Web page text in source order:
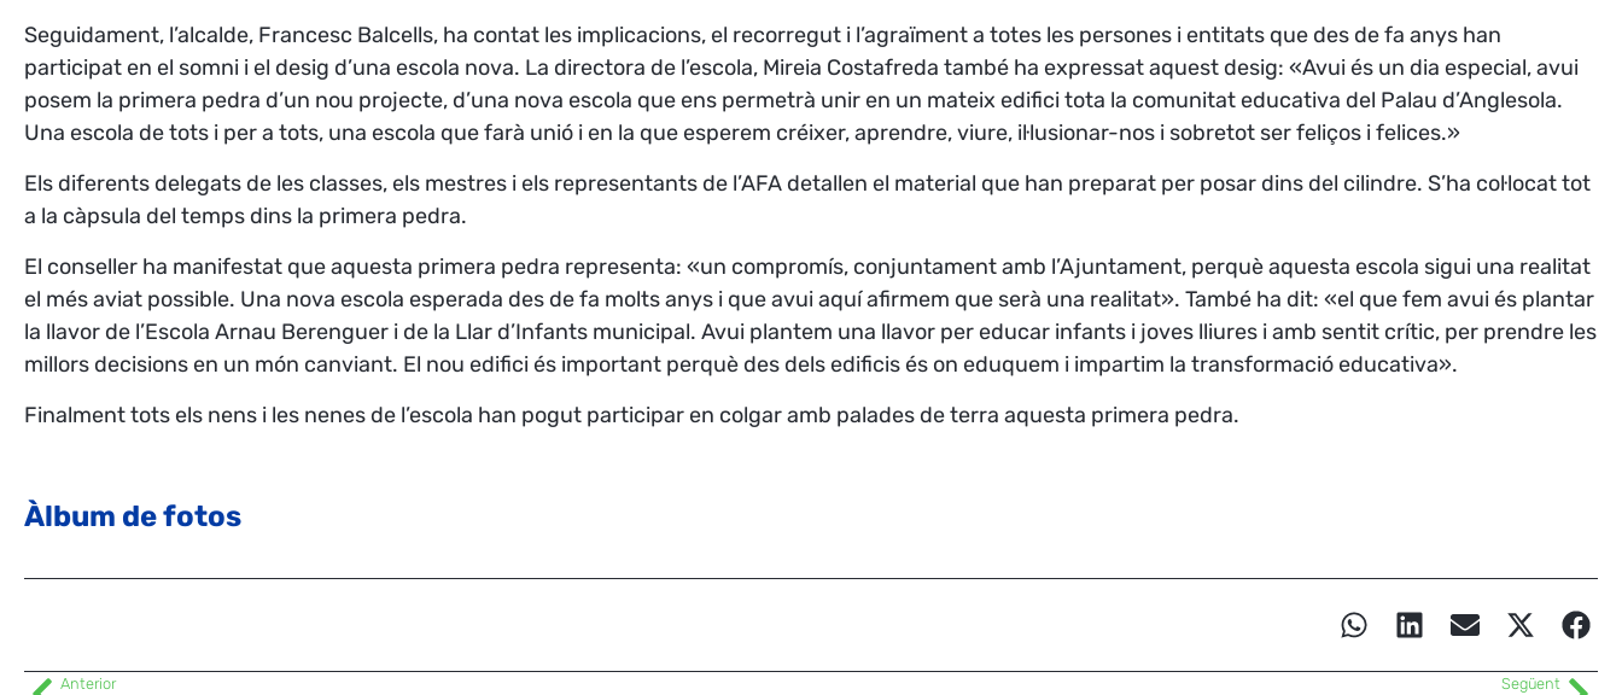
Seguidament, l’alcalde, Francesc Balcells, ha contat les implicacions, el recorregut i l’agraïment a totes les persones i entitats que des de fa anys han
participat en el somni i el desig d’una escola nova. La directora de l’escola, Mireia Costafreda també ha expressat aquest desig: «Avui és un dia especial, avui
posem la primera pedra d’un nou projecte, d’una nova escola que ens permetrà unir en un mateix edifici tota la comunitat educativa del Palau d’Anglesola.
Una escola de tots i per a tots, una escola que farà unió i en la que esperem créixer, aprendre, viure, il·lusionar-nos i sobretot ser feliços i felices.»
Els diferents delegats de les classes, els mestres i els representants de l’AFA detallen el material que han preparat per posar dins del cilindre. S’ha col·locat tot
a la càpsula del temps dins la primera pedra.
El conseller ha manifestat que aquesta primera pedra representa: «un compromís, conjuntament amb l’Ajuntament, perquè aquesta escola sigui una realitat
el més aviat possible. Una nova escola esperada des de fa molts anys i que avui aquí afirmem que serà una realitat». També ha dit: «el que fem avui és plantar
la llavor de l’Escola Arnau Berenguer i de la Llar d’Infants municipal. Avui plantem una llavor per educar infants i joves lliures i amb sentit crític, per prendre les
millors decisions en un món canviant. El nou edifici és important perquè des dels edificis és on eduquem i impartim la transformació educativa».
Finalment tots els nens i les nenes de l’escola han pogut participar en colgar amb palades de terra aquesta primera pedra.
Àlbum de fotos
Anterior Següent